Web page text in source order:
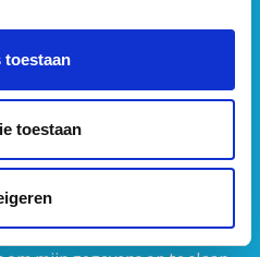
toestaan
toestaan
opslaan?*